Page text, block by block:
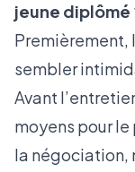
jeune diplômé
Premièrement,
sembler
Avant
moyens pour
la négociation,